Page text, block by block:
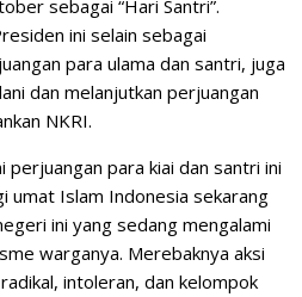
sebagai “Hari Santri”.
ini selain sebagai
para ulama dan santri, juga
dan melanjutkan perjuangan
NKRI.
perjuangan para kiai dan santri ini
umat Islam Indonesia sekarang
ini yang sedang mengalami
warganya. Merebaknya aksi
intoleran, dan kelompok